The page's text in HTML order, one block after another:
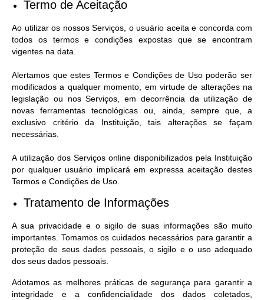
Termo de Aceitação
Ao utilizar os nossos Serviços, o usuário aceita e concorda com
todos os termos e condições expostas que se encontram
vigentes na data.
Alertamos que estes Termos e Condições de Uso poderão ser
modificados a qualquer momento, em virtude de alterações na
legislação ou nos Serviços, em decorrência da utilização de
novas ferramentas tecnológicas ou, ainda, sempre que, a
exclusivo critério da Instituição, tais alterações se façam
necessárias.
A utilização dos Serviços online disponibilizados pela Instituição
por qualquer usuário implicará em expressa aceitação destes
Termos e Condições de Uso.
Tratamento de Informações
A sua privacidade e o sigilo de suas informações são muito
importantes. Tomamos os cuidados necessários para garantir a
proteção de seus dados pessoais, o sigilo e o uso adequado
dos seus dados pessoais.
Adotamos as melhores práticas de segurança para garantir a
integridade e a confidencialidade dos dados coletados,